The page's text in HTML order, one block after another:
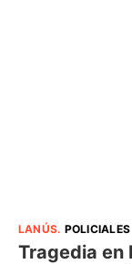
LANÚS. POLICIALES
Tragedia en